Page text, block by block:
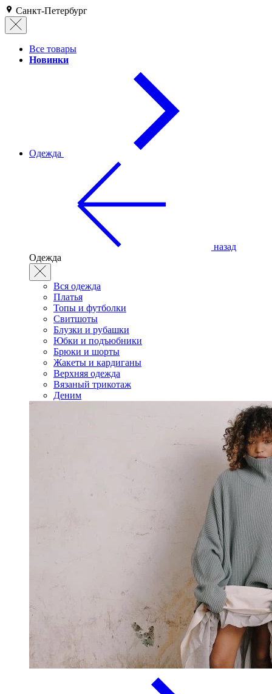
Санкт-Петербург
Все товары
Новинки
Одежда
назад
Одежда
Вся одежда
Платья
Топы и футболки
Свитшоты
Блузки и рубашки
Юбки и подъюбники
Брюки и шорты
Жакеты и кардиганы
Верхняя одежда
Вязаный трикотаж
Деним